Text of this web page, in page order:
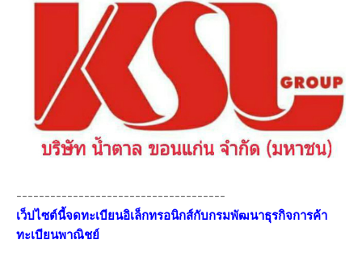
-------------------------------------
เว็ปไซต์นี้จดทะเบียนอิเล็กทรอนิกส์กับกรมพัฒนาธุรกิจการค้า
ทะเบียนพาณิชย์